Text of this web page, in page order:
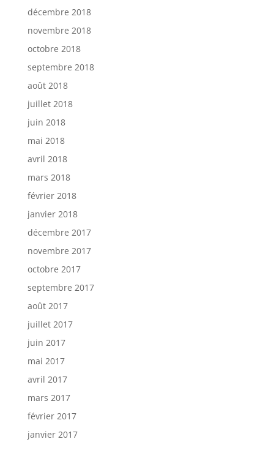
décembre 2018
novembre 2018
octobre 2018
septembre 2018
août 2018
juillet 2018
juin 2018
mai 2018
avril 2018
mars 2018
février 2018
janvier 2018
décembre 2017
novembre 2017
octobre 2017
septembre 2017
août 2017
juillet 2017
juin 2017
mai 2017
avril 2017
mars 2017
février 2017
janvier 2017